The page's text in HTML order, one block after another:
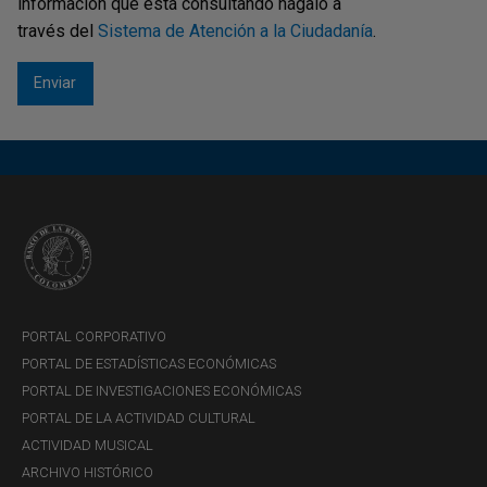
El aumento en el consumo de energía eléctrica en
El leve repunte de las ventas financiadas con tarjetas
de crédito en el mismo mes
Las tasas de crecimiento anual positivas exhibidas por
las exportaciones totales y no tradicionales durante
noviembre.
expansión monetaria como resultado del incremento en
la demanda de efectivo y reserva inducido por los
temores del público ante el problema informático del
año 2000. Este aumento de la base monetaria a finales
del año se ha revertido en las primeras semanas de
este año. Durante el cuarto trimestre la cartera real
través del Sistema de Atención a la Ciudadanía
PORTAL CORPORATIVO
PORTAL DE ESTADÍSTICAS ECONÓMICAS
PORTAL DE INVESTIGACIONES ECONÓMICAS
PORTAL DE LA ACTIVIDAD CULTURAL
ACTIVIDAD MUSICAL
ARCHIVO HISTÓRICO